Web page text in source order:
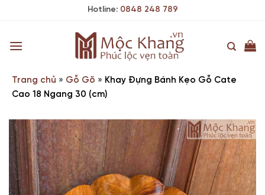
Hotline: 0848 248 789
Trang chủ » Gỗ Gõ » Khay Đựng Bánh Kẹo Gỗ Cate
Cao 18 Ngang 30 (cm)